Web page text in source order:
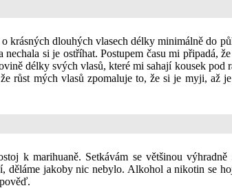
krásných dlouhých vlasech délky minimálně do
si je ostříhat. Postupem času mi připadá,
délky svých vlasů, které mi sahají kousek
růst mých vlasů zpomaluje to, že si je myji, až
k marihuaně. Setkávám se většinou
děláme jakoby nic nebylo. Alkohol a nikotin se